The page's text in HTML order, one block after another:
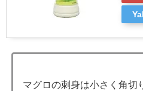
マグロの刺身は小さく角切